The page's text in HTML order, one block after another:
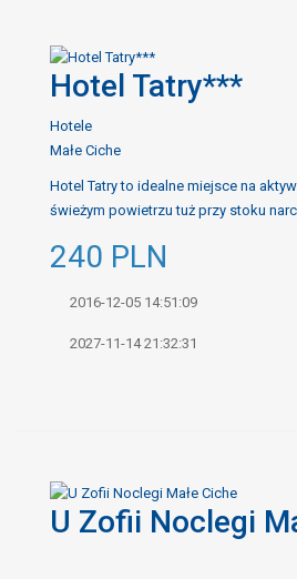
Hotel Tatry***
Hotele
Małe Ciche
Hotel Tatry to idealne miejsce na
świeżym powietrzu tuż przy stoku
240 PLN
2016-12-05 14:51:09
2027-11-14 21:32:31
U Zofii Noclegi